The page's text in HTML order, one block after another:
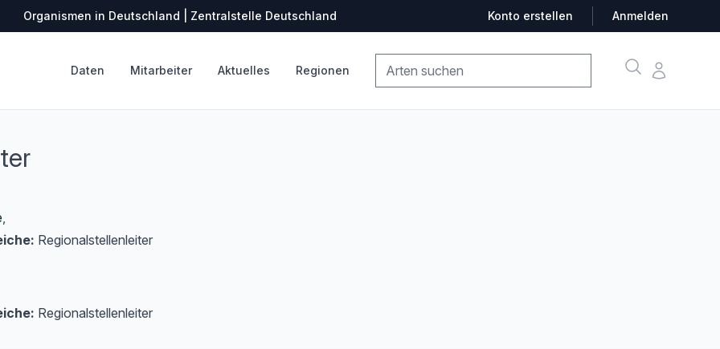
Organismen in Deutschland | Zentralstelle Deutschland Konto erstellen Anmelden
Daten Mitarbeiter Aktuelles Regionen SucheKonto
,
Regionalstellenleiter
Regionalstellenleiter